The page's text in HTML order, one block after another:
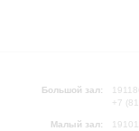
Большой зал:
+7
Малый зал: